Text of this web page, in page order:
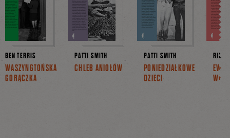
BEN TERRIS
WASZYNGTOŃSKA
GORĄCZKA
PATTI SMITH
CHLEB ANIOŁÓW
PATTI SMITH
PONIEDZIAŁKOWE
DZIECI
RINA